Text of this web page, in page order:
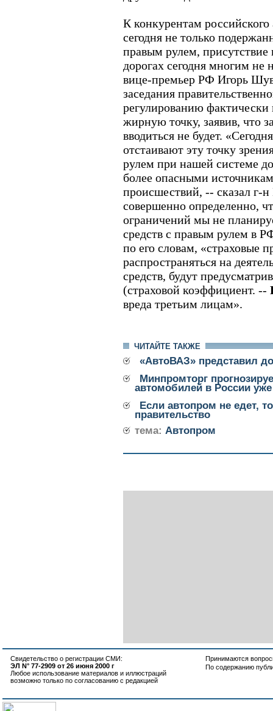
К конкурентам
сегодня не только
правым рулем,
дорогах сегодня многим не
вице-премьер РФ Игорь
заседания
регулированию фактически
жирную точку, заявив, что
вводиться не будет.
отстаивают эту точку
рулем при нашей системе
более опасными
происшествий, -- сказал г-
совершенно определенно,
ограничений мы не
средств с правым рулем в
по его словам, «страховые
распространяться на
средств, будут
(страховой коэффициент. --
вреда третьим лицам».
ЧИТАЙТЕ ТАКЖЕ
«АвтоВАЗ» представил
Минпромторг
автомобилей в России уже
Если автопром не едет,
правительство
тема: Автопром
Свидетельство о регистрации СМИ:
ЭЛ N° 77-2909 от 26 июня 2000 г
Любое использование материалов и иллюстраций
возможно только по согласованию с редакцией
Принимаются
По содержанию